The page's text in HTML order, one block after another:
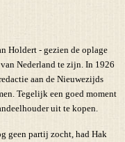
Holdert - gezien de oplage
Nederland te zijn. In 1926
aan de Nieuwezijds
Tegelijk een goed moment
uit te kopen.
geen partij zocht, had Hak